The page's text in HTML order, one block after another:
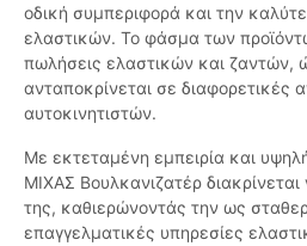
οδική συμπεριφορά και την
ελαστικών. Το φάσμα των
πωλήσεις ελαστικών και ζαντών,
ανταποκρίνεται σε διαφορετικές
αυτοκινητιστών.
Με εκτεταμένη εμπειρία και
ΜΙΧΑΣ Βουλκανιζατέρ διακρίνεται
της, καθιερώνοντάς την ως
επαγγελματικές υπηρεσίες